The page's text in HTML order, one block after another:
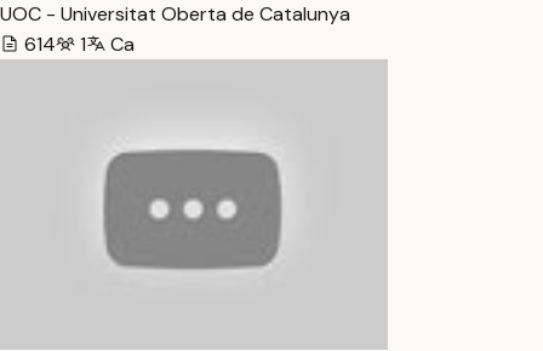
UOC - Universitat Oberta de Catalunya
614
1 Ca